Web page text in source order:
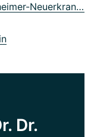
02 Positiver Abwärtstrend bei Alzheimer-Neuerkrankungen
Dr.